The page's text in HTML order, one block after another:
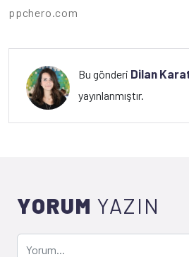
ppchero.com
Bu gönderi Dilan
yayınlanmıştır.
YORUM YAZIN